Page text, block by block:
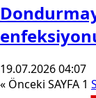
19.07.2026 04:07
« Önceki SAYFA 1